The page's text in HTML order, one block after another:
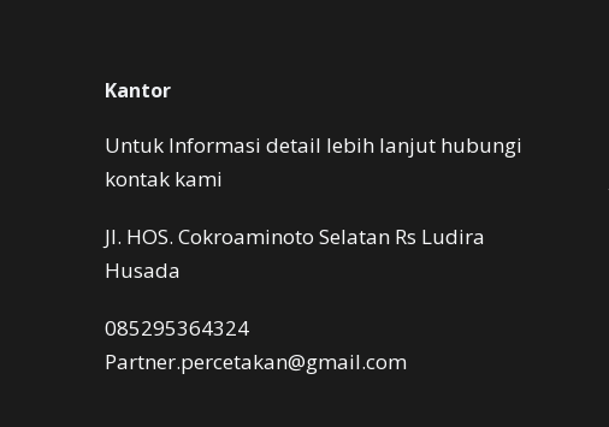
Kantor
Untuk Informasi detail lebih lanjut hubungi
kontak kami
Jl. HOS. Cokroaminoto Selatan Rs Ludira
Husada
085295364324
Partner.percetakan@gmail.com